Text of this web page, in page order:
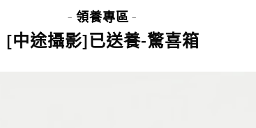
- 領養專區 -
[中途攝影]已送養-驚喜箱